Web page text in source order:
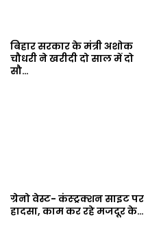
बिहार सरकार के मंत्री अशोक
चौधरी ने खरीदी दो साल में दो
सौ…
ग्रेनो वेस्ट- कंस्ट्रक्शन साइट पर
हादसा, काम कर रहे मजदूर के…